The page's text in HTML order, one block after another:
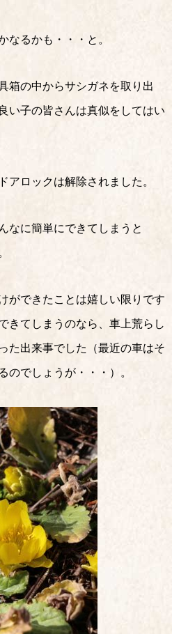
なるかも・・・と。
箱の中からサシガネを取り出
い子の皆さんは真似をしてはい
アロックは解除されました。
なに簡単にできてしまうと
ができたことは嬉しい限りです
きてしまうのなら、車上荒らし
た出来事でした（最近の車はそ
のでしょうが・・・）。